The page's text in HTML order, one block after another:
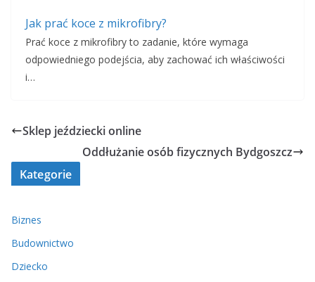
Jak prać koce z mikrofibry?
Prać koce z mikrofibry to zadanie, które wymaga
odpowiedniego podejścia, aby zachować ich właściwości
i…
Sklep jeździecki online
Oddłużanie osób fizycznych Bydgoszcz
Kategorie
Biznes
Budownictwo
Dziecko